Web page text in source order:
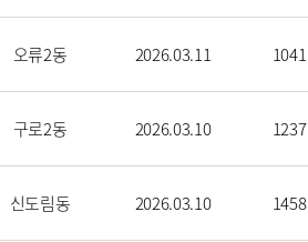
오류2동 2026.03.11 1041
구로2동 2026.03.10 1237
신도림동 2026.03.10 1458